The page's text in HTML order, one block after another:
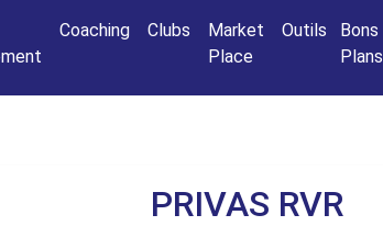
Coaching Clubs
Market
Place
Outils
Bons
Plans
PRIVAS RVR